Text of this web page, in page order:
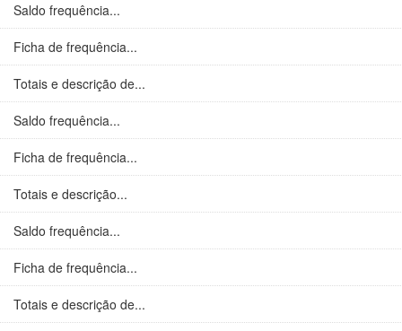
Saldo frequência...
Ficha de frequência...
Totais e descrição de...
Saldo frequência...
Ficha de frequência...
Totais e descrição...
Saldo frequência...
Ficha de frequência...
Totais e descrição de...